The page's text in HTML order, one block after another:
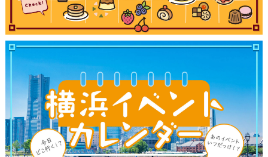
ランキング
ブログ記事
サイトについて